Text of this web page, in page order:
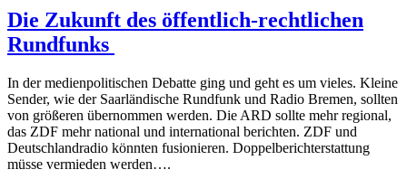
Die Zukunft des öffentlich-rechtlichen
Rundfunks
In der medienpolitischen Debatte ging und geht es um vieles. Kleine
Sender, wie der Saarländische Rundfunk und Radio Bremen, sollten
von größeren übernommen werden. Die ARD sollte mehr regional,
das ZDF mehr national und international berichten. ZDF und
Deutschlandradio könnten fusionieren. Doppelberichterstattung
müsse vermieden werden….